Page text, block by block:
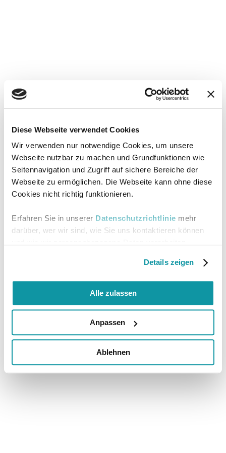
Diese Webseite verwendet Cookies
Wir verwenden nur notwendige Cookies, um unsere
Webseite nutzbar zu machen und Grundfunktionen wie
Seitennavigation und Zugriff auf sichere Bereiche der
Webseite zu ermöglichen. Die Webseite kann ohne diese
Cookies nicht richtig funktionieren.
Erfahren Sie in unserer Datenschutzrichtlinie mehr
darüber, wer wir sind, wie Sie uns kontaktieren können
Details zeigen
Alle zulassen
Anpassen
Ablehnen